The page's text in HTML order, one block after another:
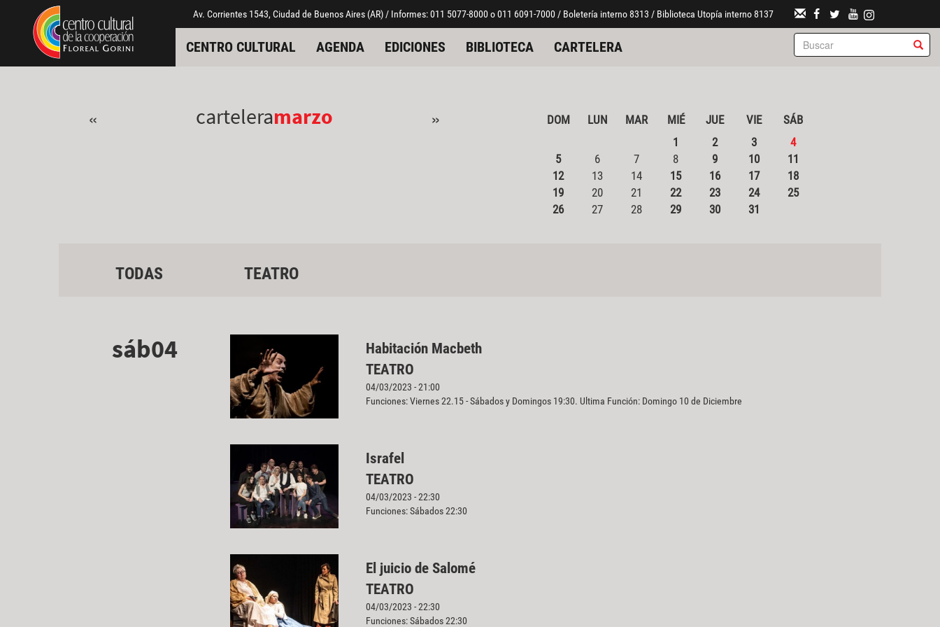
Pasar al contenido principal
Jump to main content Av. Corrientes 1543, Ciudad de Buenos Aires (AR) / Informes: 011 5077-8000 o 011 6091-7000 / Boletería interno 8313 / Biblioteca Utopía interno 8137
CENTRO CULTURAL AGENDA EDICIONES BIBLIOTECA CARTELERA
« carteleramarzo » DOM LUN MAR MIÉ JUE VIE
SÁB
1
2 3
4
5
6 7 8 9 10
11
12
13 14 15 16 17
18
19
20 21 22 23 24
25
26
27 28 29 30 31
TODAS TEATRO
sáb04
Habitación Macbeth
TEATRO
04/03/2023 - 21:00
Funciones: Viernes 22.15 - Sábados y Domingos 19:30. Ultima Función: Domingo 10 de Diciembre
Israfel
TEATRO
04/03/2023 - 22:30
Funciones: Sábados 22:30
El juicio de Salomé
TEATRO
04/03/2023 - 22:30
Funciones: Sábados 22:30